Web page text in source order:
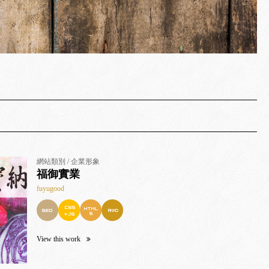
網站類別 / 企業形象
福御實業
fuyugood
View this work